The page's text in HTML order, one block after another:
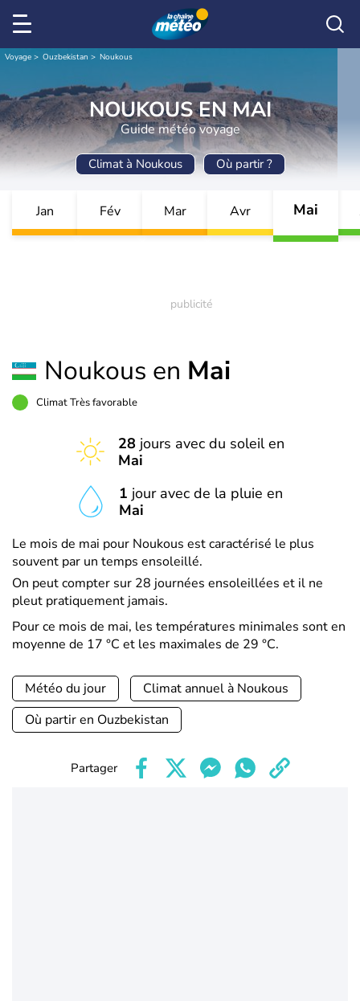
Voyage Ouzbekistan Noukous
NOUKOUS EN MAI
Guide météo voyage
Climat à Noukous Où partir ?
Jan Fév Mar Avr Mai
Noukous en Mai
Climat Très favorable
28 jours avec du soleil en
Mai
1 jour avec de la pluie en
Mai
Le mois de mai pour Noukous est caractérisé le plus
souvent par un temps ensoleillé.
On peut compter sur 28 journées ensoleillées et il ne
pleut pratiquement jamais.
Pour ce mois de mai, les températures minimales sont en
moyenne de 17 °C et les maximales de 29 °C.
Météo du jour
Climat annuel à Noukous
Où partir en Ouzbekistan
Partager